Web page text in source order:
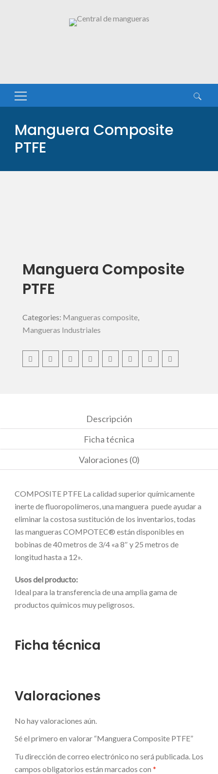
Buscar:
Manguera Composite
PTFE
Manguera Composite
PTFE
Categories: Mangueras composite,
Mangueras Industriales
Descripción
Ficha técnica
Valoraciones (0)
COMPOSITE PTFE La calidad superior químicamente
inerte de fluoropolímeros, una manguera puede ayudar a
eliminar la costosa sustitución de los inventarios, todas
las mangueras COMPOTEC® están disponibles en
bobinas de 40 metros de 3/4 «a 8″ y 25 metros de
longitud hasta a 12».
Usos del producto:
Ideal para la transferencia de una amplia gama de
productos químicos muy peligrosos.
Ficha técnica
Valoraciones
No hay valoraciones aún.
Sé el primero en valorar “Manguera Composite PTFE”
Tu dirección de correo electrónico no será publicada. Los
campos obligatorios están marcados con *